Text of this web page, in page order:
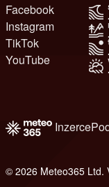
Facebook
Instagram
TikTok
YouTube
Inzerce
© 2026 Meteo365 Ltd.